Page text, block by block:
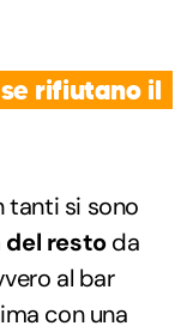
rifiutano il
tanti si sono
restoda
al bar
con una